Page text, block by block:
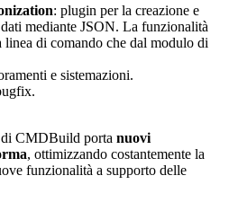
: plugin per la creazione e
mediante JSON. La funzionalità
linea di comando che dal modulo di
e sistemazioni.
CMDBuild porta nuovi
, ottimizzando costantemente la
funzionalità a supporto delle